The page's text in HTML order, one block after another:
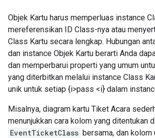
Objek Kartu harus memperluas instance
mereferensikan ID Class-nya atau
Class Kartu secara lengkap. Hubungan
dan instance Objek Kartu berarti Anda
dan memperbarui properti yang umum
yang diterbitkan melalui instance Class
unik untuk setiap {i>pass <i} dalam
Misalnya, diagram kartu Tiket Acara
menunjukkan cara kolom yang ditentukan
EventTicketClass bersama, dan kolom